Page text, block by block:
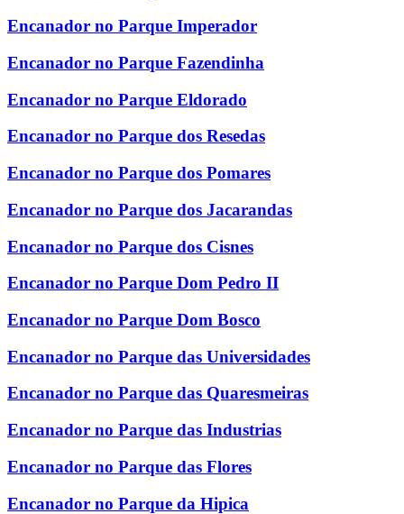
Encanador no Parque Imperador
Encanador no Parque Fazendinha
Encanador no Parque Eldorado
Encanador no Parque dos Resedas
Encanador no Parque dos Pomares
Encanador no Parque dos Jacarandas
Encanador no Parque dos Cisnes
Encanador no Parque Dom Pedro II
Encanador no Parque Dom Bosco
Encanador no Parque das Universidades
Encanador no Parque das Quaresmeiras
Encanador no Parque das Industrias
Encanador no Parque das Flores
Encanador no Parque da Hipica